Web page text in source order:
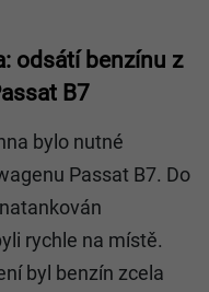
odsátí benzínu z
B7
bylo nutné
Passat B7. Do
rychle na místě.
byl benzín zcela